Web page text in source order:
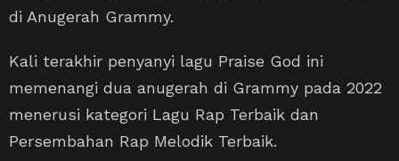
di Anugerah Grammy.
Kali terakhir penyanyi lagu Praise God ini
memenangi dua anugerah di Grammy pada 2022
menerusi kategori Lagu Rap Terbaik dan
Persembahan Rap Melodik Terbaik.